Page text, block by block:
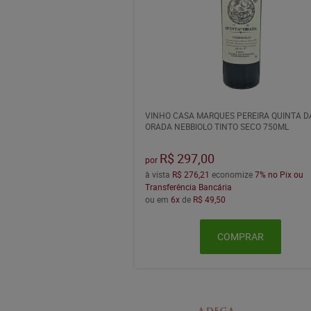
VINHO CASA MARQUES PEREIRA QUINTA
ORADA NEBBIOLO TINTO SECO 750ML
por R$ 297,00
à vista R$ 276,21 economize7% no Pix ou
Transferência Bancária
ou em 6xde R$ 49,50
COMPRAR